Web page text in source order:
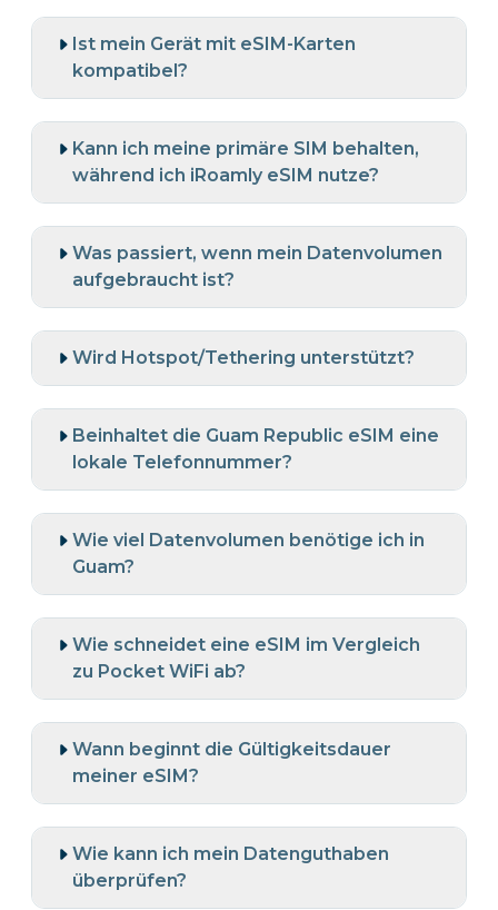
Ist mein Gerät mit eSIM-Karten
kompatibel?
Kann ich meine primäre SIM behalten,
während ich iRoamly eSIM nutze?
Was passiert, wenn mein Datenvolumen
aufgebraucht ist?
Wird Hotspot/Tethering unterstützt?
Beinhaltet die Guam Republic eSIM eine
lokale Telefonnummer?
Wie viel Datenvolumen benötige ich in
Guam?
Wie schneidet eine eSIM im Vergleich
zu Pocket WiFi ab?
Wann beginnt die Gültigkeitsdauer
meiner eSIM?
Wie kann ich mein Datenguthaben
überprüfen?